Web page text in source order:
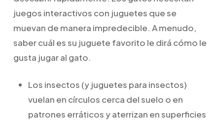
juegos interactivos con juguetes que se
muevan de manera impredecible. A menudo,
saber cuál es su juguete favorito le dirá cómo le
gusta jugar al gato.
Los insectos (y juguetes para insectos)
vuelan en círculos cerca del suelo o en
patrones erráticos y aterrizan en superficies